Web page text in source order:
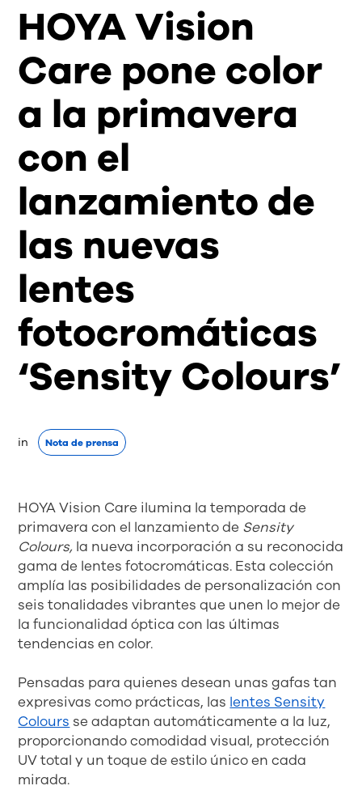
HOYA Vision
Care pone color
a la primavera
con el
lanzamiento de
las nuevas
lentes
fotocromáticas
‘Sensity Colours’
in Nota de prensa
HOYA Vision Care ilumina la temporada de
primavera con el lanzamiento de Sensity
Colours, la nueva incorporación a su reconocida
gama de lentes fotocromáticas. Esta colección
amplía las posibilidades de personalización con
seis tonalidades vibrantes que unen lo mejor de
la funcionalidad óptica con las últimas
tendencias en color.
Pensadas para quienes desean unas gafas tan
expresivas como prácticas, las lentes Sensity
Colours se adaptan automáticamente a la luz,
proporcionando comodidad visual, protección
UV total y un toque de estilo único en cada
mirada.